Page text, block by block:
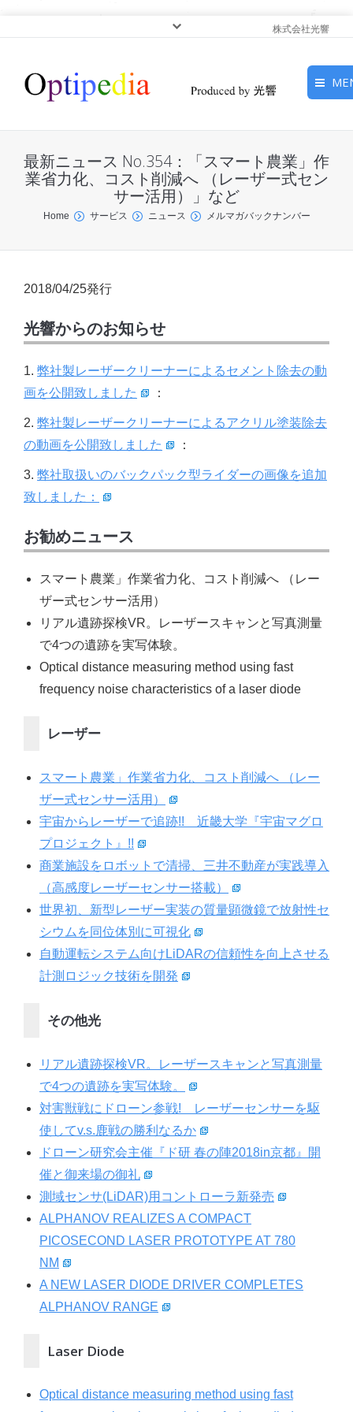
株式会社光響
ピックアップ
光基礎・光源
光応用・アプリケーショ
最新ニュース No.354：「スマート農業」作
業省力化、コスト削減へ （レーザー式セン
サー活用）」など
You are here:
Home サービス ニュース メルマガバックナンバー
2018/04/25発行
光響からのお知らせ
1. 弊社製レーザークリーナーによるセメント除去の動
画を公開致しました
：
2. 弊社製レーザークリーナーによるアクリル塗装除去
の動画を公開致しました
：
3. 弊社取扱いのバックパック型ライダーの画像を追加
致しました：
お勧めニュース
スマート農業」作業省力化、コスト削減へ （レー
ザー式センサー活用）
リアル遺跡探検VR。レーザースキャンと写真測量
で4つの遺跡を実写体験。
Optical distance measuring method using fast
frequency noise characteristics of a laser diode
レーザー
スマート農業」作業省力化、コスト削減へ （レー
ザー式センサー活用）
宇宙からレーザーで追跡!! 近畿大学『宇宙マグロ
プロジェクト』!!
商業施設をロボットで清掃、三井不動産が実践導入
（高感度レーザーセンサー搭載）
世界初、新型レーザー実装の質量顕微鏡で放射性セ
シウムを同位体別に可視化
自動運転システム向けLiDARの信頼性を向上させる
計測ロジック技術を開発
その他光
リアル遺跡探検VR。レーザースキャンと写真測量
で4つの遺跡を実写体験。
対害獣戦にドローン参戦! レーザーセンサーを駆
使してv.s.鹿戦の勝利なるか
ドローン研究会主催『ド研 春の陣2018in京都』開
催と御来場の御礼
測域センサ(LiDAR)用コントローラ新発売
ALPHANOV REALIZES A COMPACT
PICOSECOND LASER PROTOTYPE AT 780
NM
A NEW LASER DIODE DRIVER COMPLETES
ALPHANOV RANGE
Laser Diode
Optical distance measuring method using fast